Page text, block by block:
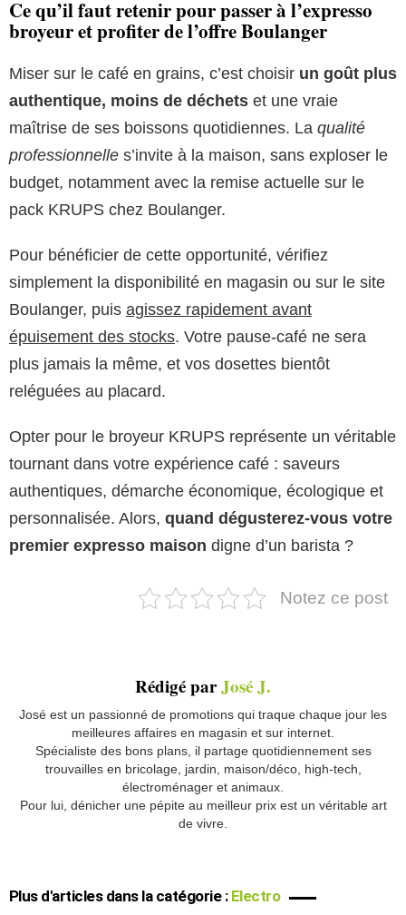
Ce qu’il faut retenir pour passer à l’expresso
broyeur et profiter de l’offre Boulanger
Miser sur le café en grains, c’est choisir un goût plus
authentique, moins de déchets et une vraie
maîtrise de ses boissons quotidiennes. La qualité
professionnelle s’invite à la maison, sans exploser le
budget, notamment avec la remise actuelle sur le
pack KRUPS chez Boulanger.
Pour bénéficier de cette opportunité, vérifiez
simplement la disponibilité en magasin ou sur le site
Boulanger, puis agissez rapidement avant
épuisement des stocks. Votre pause-café ne sera
plus jamais la même, et vos dosettes bientôt
reléguées au placard.
Opter pour le broyeur KRUPS représente un véritable
tournant dans votre expérience café : saveurs
authentiques, démarche économique, écologique et
personnalisée. Alors, quand dégusterez-vous votre
premier expresso maison digne d’un barista ?
Notez ce post
Rédigé parJosé J.
José est un passionné de promotions qui traque chaque jour les
meilleures affaires en magasin et sur internet.
Spécialiste des bons plans, il partage quotidiennement ses
trouvailles en bricolage, jardin, maison/déco, high-tech,
électroménager et animaux.
Pour lui, dénicher une pépite au meilleur prix est un véritable art
de vivre.
Plus d'articles dans la catégorie : Electro